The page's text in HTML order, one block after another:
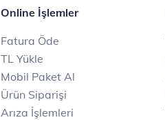
Online İşlemler
Fatura Öde
TL Yükle
Mobil Paket Al
Ürün Siparişi
Arıza İşlemleri